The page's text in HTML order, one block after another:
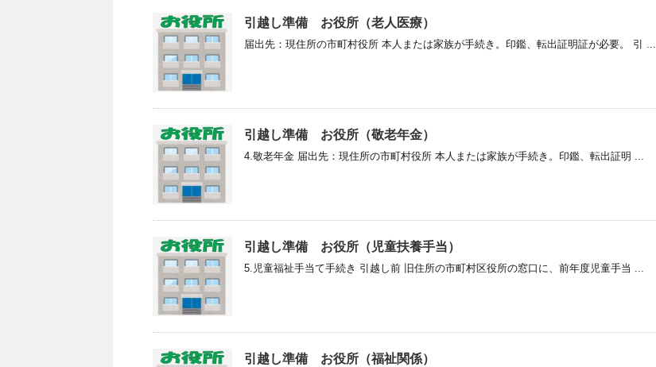
引越し準備 お役所（老人医療）
届出先：現住所の市町村役所 本人または家族が手続き。印鑑、転出証明証が必要。 引 ...
引越し準備 お役所（敬老年金）
4.敬老年金 届出先：現住所の市町村役所 本人または家族が手続き。印鑑、転出証明 ...
引越し準備 お役所（児童扶養手当）
5.児童福祉手当て手続き 引越し前 旧住所の市町村区役所の窓口に、前年度児童手当 ...
引越し準備 お役所（福祉関係）